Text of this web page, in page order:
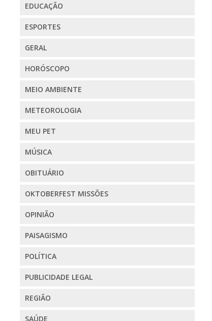
EDUCAÇÃO
ESPORTES
GERAL
HORÓSCOPO
MEIO AMBIENTE
METEOROLOGIA
MEU PET
MÚSICA
OBITUÁRIO
OKTOBERFEST MISSÕES
OPINIÃO
PAISAGISMO
POLÍTICA
PUBLICIDADE LEGAL
REGIÃO
SAÚDE